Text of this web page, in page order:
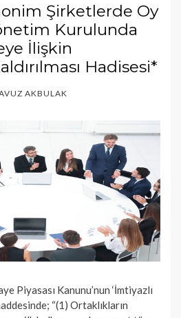
Şirketlerde Oy
Kurulunda
İlişkin
Hadisesi*
AKBULAK
Piyasası Kanunu’nun ‘İmtiyazlı
“(1) Ortaklıkların